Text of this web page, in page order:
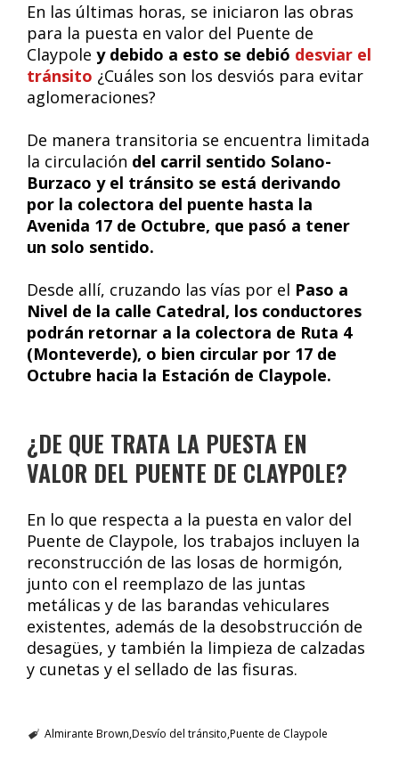
En las últimas horas, se iniciaron las obras
para la puesta en valor del Puente de
Claypole y debido a esto se debió desviar el
tránsito ¿Cuáles son los desviós para evitar
aglomeraciones?
De manera transitoria se encuentra limitada
la circulación del carril sentido Solano-
Burzaco y el tránsito se está derivando
por la colectora del puente hasta la
Avenida 17 de Octubre, que pasó a tener
un solo sentido.
Desde allí, cruzando las vías por el Paso a
Nivel de la calle Catedral, los conductores
podrán retornar a la colectora de Ruta 4
(Monteverde), o bien circular por 17 de
Octubre hacia la Estación de Claypole.
¿DE QUE TRATA LA PUESTA EN
VALOR DEL PUENTE DE CLAYPOLE?
En lo que respecta a la puesta en valor del
Puente de Claypole, los trabajos incluyen la
reconstrucción de las losas de hormigón,
junto con el reemplazo de las juntas
metálicas y de las barandas vehiculares
existentes, además de la desobstrucción de
desagües, y también la limpieza de calzadas
y cunetas y el sellado de las fisuras.
Almirante Brown Desvío del tránsito Puente de Claypole